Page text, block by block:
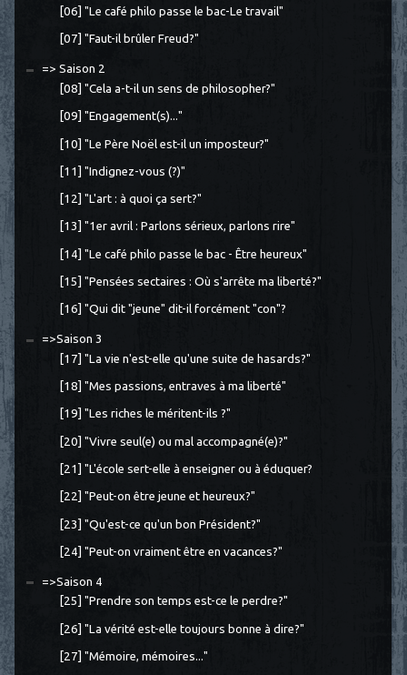
[06] "Le café philo passe le bac-Le travail"
[07] "Faut-il brûler Freud?"
=> Saison 2
[08] "Cela a-t-il un sens de philosopher?"
[09] "Engagement(s)..."
[10] "Le Père Noël est-il un imposteur?"
[11] "Indignez-vous (?)"
[12] "L'art : à quoi ça sert?"
[13] "1er avril : Parlons sérieux, parlons rire"
[14] "Le café philo passe le bac - Être heureux"
[15] "Pensées sectaires : Où s'arrête ma liberté?"
[16] "Qui dit "jeune" dit-il forcément "con"?
=>Saison 3
[17] "La vie n'est-elle qu'une suite de hasards?"
[18] "Mes passions, entraves à ma liberté"
[19] "Les riches le méritent-ils ?"
[20] "Vivre seul(e) ou mal accompagné(e)?"
[21] "L'école sert-elle à enseigner ou à éduquer?
[22] "Peut-on être jeune et heureux?"
[23] "Qu'est-ce qu'un bon Président?"
[24] "Peut-on vraiment être en vacances?"
=>Saison 4
[25] "Prendre son temps est-ce le perdre?"
[26] "La vérité est-elle toujours bonne à dire?"
[27] "Mémoire, mémoires..."